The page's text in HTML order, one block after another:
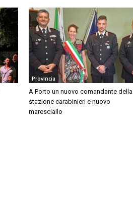
Provincia
A Porto un nuovo comandante della
stazione carabinieri e nuovo
maresciallo